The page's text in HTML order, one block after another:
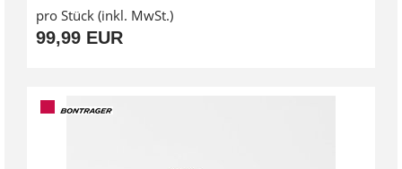
pro Stück (inkl. MwSt.)
99,99 EUR